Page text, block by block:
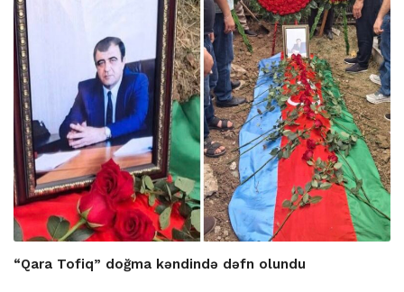
“Qara Tofiq” doğma kəndində dəfn olundu